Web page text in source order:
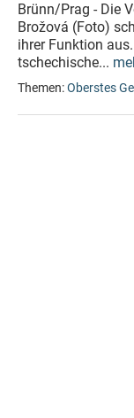
Brünn/Prag - Die
Brožová (Foto)
ihrer Funktion
tschechische...
Themen:Oberstes